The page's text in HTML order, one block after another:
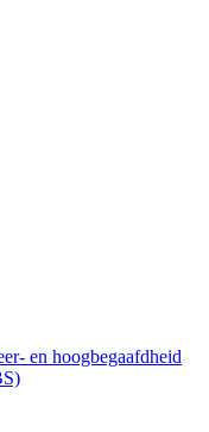
en hoogbegaafdheid